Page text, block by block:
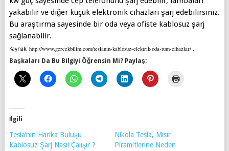
yakabilir ve diğer küçük elektronik cihazları şarj edebilirsiniz.
Bu araştırma sayesinde bir oda veya ofiste kablosuz şarj
sağlanabilir.
Kaynak: http://www.gercekbilim.com/teslanin-kablosuz-elektrik-oda-tum-cihazlar/ .
Başkaları Da Bu Bilgiyi Öğrensin Mi? Paylaş:
İlgili
Tesla’nın Harika Buluşu
Kablosuz Şarj Nasıl Çalışır ?
Nikola Tesla, Mısır
Piramitlerine Neden